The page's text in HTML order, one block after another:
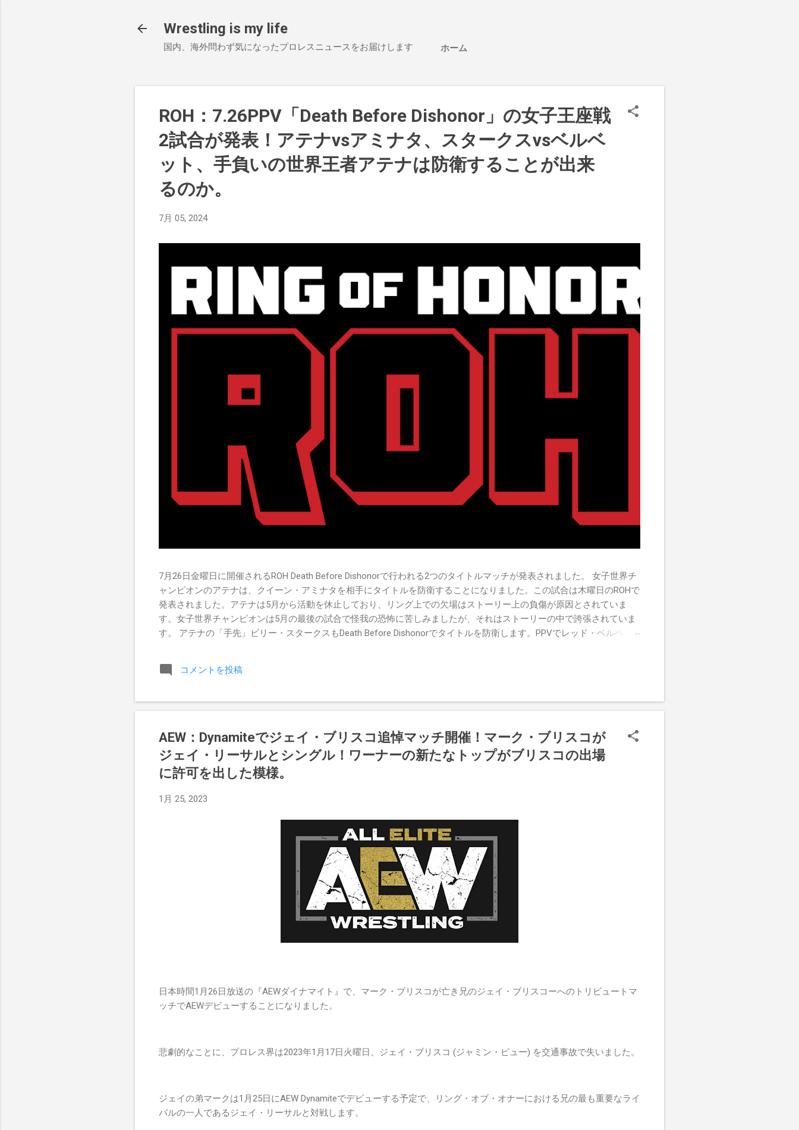
Wrestling is my life
国内、海外問わず気になったプロレスニュースをお届けします ホーム
ROH：7.26PPV「Death Before Dishonor」の女子王座戦
2試合が発表！アテナvsアミナタ、スタークスvsベルベ
ット、手負いの世界王者アテナは防衛することが出来
るのか。
7月 05, 2024
7月26日金曜日に開催されるROH Death Before Dishonorで行われる2つのタイトルマッチが発表されました。 女子世界チ
ャンピオンのアテナは、クイーン・アミナタを相手にタイトルを防衛することになりました。この試合は木曜日のROHで
発表されました。アテナは5月から活動を休止しており、リング上での欠場はストーリー上の負傷が原因とされていま
す。女子世界チャンピオンは5月の最後の試合で怪我の恐怖に苦しみましたが、それはストーリーの中で誇張されていま
す。 アテナの「手先」ビリー・スタークスもDeath Before Dishonorでタイトルを防衛します。PPVでレッド・ベルベッ
Championship Proving Groundの試合でウィーラー・ユータとタイムリミットで引き分けたので、チャンピオンシップへ
のチャンスを手に入れましたが、まだPPVでは公式に発表されていません。 Wrestling Observer
コメントを投稿
AEW：Dynamiteでジェイ・ブリスコ追悼マッチ開催！マーク・ブリスコが
ジェイ・リーサルとシングル！ワーナーの新たなトップがブリスコの出場
に許可を出した模様。
1月 25, 2023
日本時間1月26日放送の『AEWダイナマイト』で、マーク・ブリスコが亡き兄のジェイ・ブリスコーへのトリビュートマ
ッチでAEWデビューすることになりました。
悲劇的なことに、プロレス界は2023年1月17日火曜日、ジェイ・ブリスコ (ジャミン・ピュー) を交通事故で失いました。
ジェイの弟マークは1月25日にAEW Dynamiteでデビューする予定で、リング・オブ・オナーにおける兄の最も重要なライ
バルの一人であるジェイ・リーサルと対戦します。